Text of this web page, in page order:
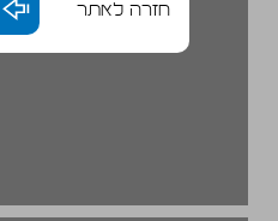
חזרה לאתר